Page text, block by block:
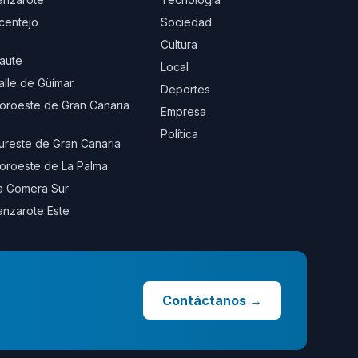
de Güímar
de Gran Canaria
de Gran Canaria
de La Palma
Gomera Sur
Este
Sociedad
Cultura
Local
Deportes
Empresa
Política
Contáctanos →